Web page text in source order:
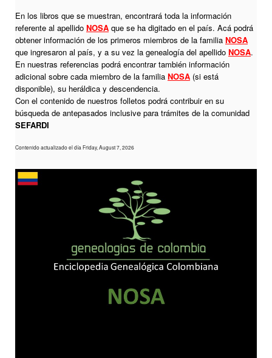
En los libros que se muestran, encontrará toda la información
referente al apellido NOSA que se ha digitado en el país. Acá podrá
obtener información de los primeros miembros de la familia NOSA
que ingresaron al país, y a su vez la genealogía del apellido NOSA.
En nuestras referencias podrá encontrar también información
adicional sobre cada miembro de la familia NOSA (si está
disponible), su heráldica y descendencia.
Con el contenido de nuestros folletos podrá contribuir en su
búsqueda de antepasados inclusive para trámites de la comunidad
SEFARDI
Contenido actualizado el día Friday, August 7, 2026